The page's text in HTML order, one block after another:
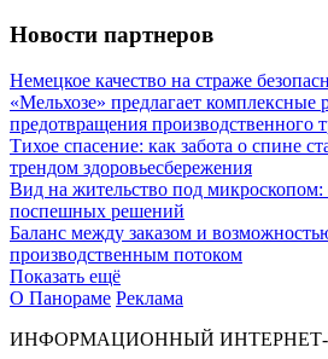
Новости партнеров
Немецкое качество на страже
«Мельхозе» предлагает комплексные
предотвращения производственного
Тихое спасение: как забота о спине
трендом здоровьесбережения
Вид на жительство под
поспешных решений
Баланс между заказом и
производственным потоком
Показать ещё
О Панораме Реклама
ИНФОРМАЦИОННЫЙ